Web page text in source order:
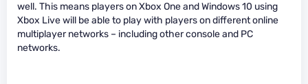
well. This means players on Xbox One and Windows 10 using
Xbox Live will be able to play with players on different online
multiplayer networks – including other console and PC
networks.